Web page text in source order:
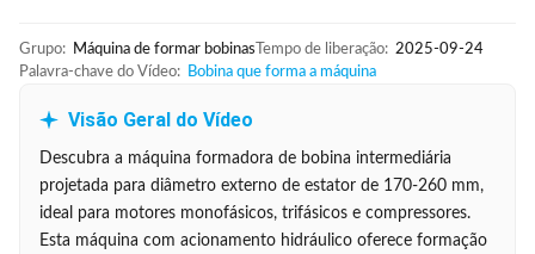
Grupo: Máquina de formar bobinas Tempo de liberação: 2025-09-24
Palavra-chave do Vídeo:
Bobina que forma a máquina
Visão Geral do Vídeo
Descubra a máquina formadora de bobina intermediária
projetada para diâmetro externo de estator de 170-260 mm,
ideal para motores monofásicos, trifásicos e compressores.
Esta máquina com acionamento hidráulico oferece formação